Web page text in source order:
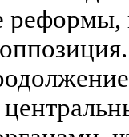
реформы,